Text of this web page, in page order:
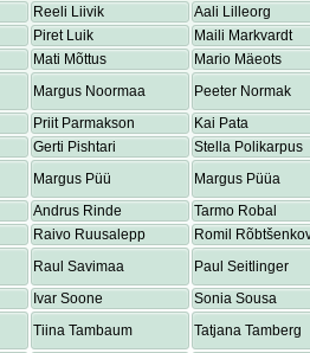
Reeli Liivik Aali Lilleorg
Piret Luik Maili Markvardt
Mati Mõttus Mario Mäeots
Margus Noormaa Peeter Normak
Priit Parmakson Kai Pata
Gerti Pishtari Stella Polikarpus
Margus Püü Margus Püüa
Andrus Rinde Tarmo Robal
Raivo Ruusalepp Romil
Raul Savimaa Paul Seitlinger
Ivar Soone Sonia Sousa
Tiina Tambaum Tatjana Tamberg